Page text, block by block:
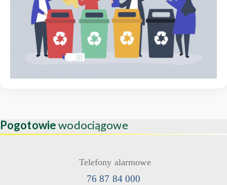
Pogotowiewodociągowe
Telefony alarmowe
76 87 84 000